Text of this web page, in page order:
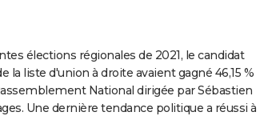
élections régionales de 2021, le candidat
la liste d'union à droite avaient gagné 46,15 %
National dirigée par Sébastien
Une dernière tendance politique a réussi à